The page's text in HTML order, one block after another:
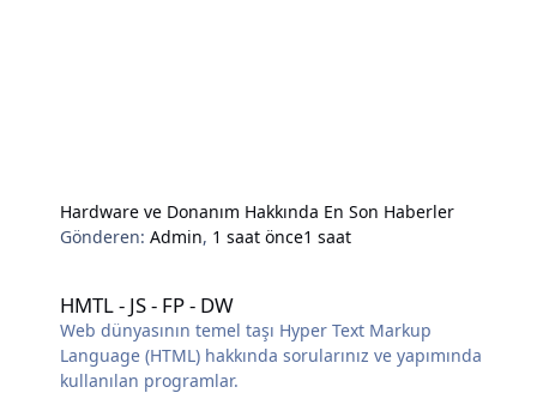
Hardware ve Donanım Hakkında En Son Haberler
Gönderen:Admin, 1 saat önce1 saat
HMTL - JS - FP - DW
Web dünyasının temel taşı Hyper Text Markup
Language (HTML) hakkında sorularınız ve yapımında
kullanılan programlar.